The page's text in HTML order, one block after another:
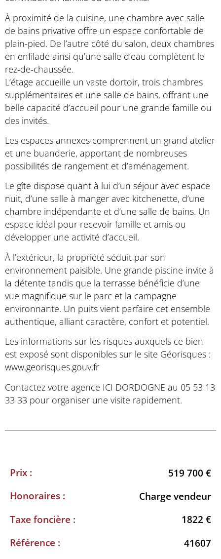
À proximité de la cuisine, une chambre avec salle
de bains privative offre un espace confortable de
plain-pied. De l’autre côté du salon, deux chambres
en enfilade ainsi qu’une salle d’eau complètent le
rez-de-chaussée.
L’étage accueille un vaste dortoir, trois chambres
supplémentaires et une salle de bains, offrant une
belle capacité d’accueil pour une grande famille ou
des invités.
Les espaces annexes comprennent un grand atelier
et une buanderie, apportant de nombreuses
possibilités de rangement et d’aménagement.
Le gîte dispose quant à lui d’un séjour avec espace
nuit, d’une salle à manger avec kitchenette, d’une
chambre indépendante et d’une salle de bains. Un
espace idéal pour recevoir famille et amis ou
développer une activité d’accueil.
À l’extérieur, la propriété séduit par son
environnement paisible. Une grande piscine invite à
la détente tandis que la terrasse bénéficie d’une
vue magnifique sur le parc et la campagne
environnante. Un puits vient parfaire cet ensemble
authentique, alliant caractère, confort et potentiel.
Les informations sur les risques auxquels ce bien
est exposé sont disponibles sur le site Géorisques :
www.georisques.gouv.fr
Contactez votre agence ICI DORDOGNE au 05 53 13
33 33 pour organiser une visite rapidement.
Prix :
519 700 €
Honoraires :
Charge vendeur
Taxe foncière :
1822 €
Référence :
41607